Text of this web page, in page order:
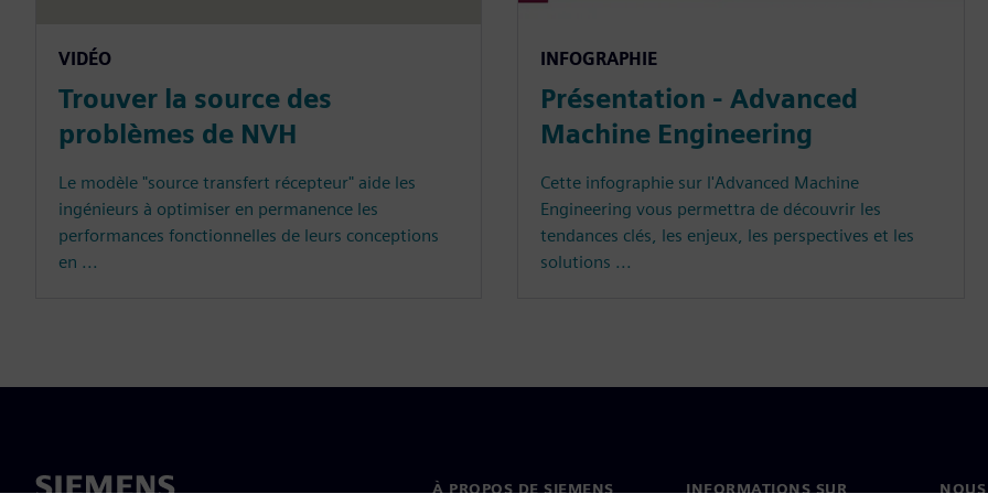
VIDÉO
Trouver la source des
problèmes de NVH
Le modèle "source transfert récepteur" aide les
ingénieurs à optimiser en permanence les
performances fonctionnelles de leurs conceptions
en ...
INFOGRAPHIE
Présentation - Advanced
Machine Engineering
Cette infographie sur l'Advanced Machine
Engineering vous permettra de découvrir les
tendances clés, les enjeux, les perspectives et les
solutions ...
À PROPOS DE SIEMENS INFORMATIONS SUR